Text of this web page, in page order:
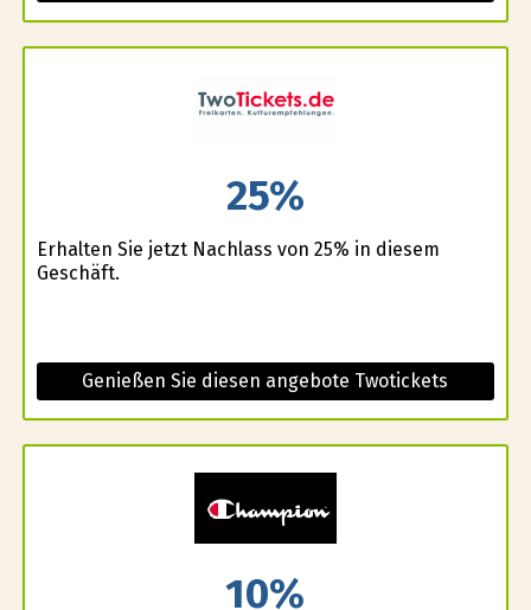
25%
Erhalten Sie jetzt Nachlass von 25% in diesem
Geschäft.
Genießen Sie diesen angebote Twotickets
10%